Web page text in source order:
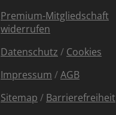
Premium-Mitgliedschaft
widerrufen
Datenschutz / Cookies
Impressum /AGB
Sitemap / Barrierefreiheit